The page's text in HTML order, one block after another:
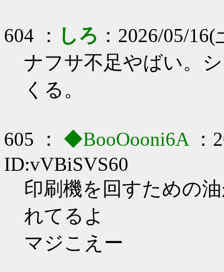
604 ： しろ ：2026/05/
ナフサ不足やばい。
くる。
605 ： ◆BooOooni6A
ID:vVBiSVS60
印刷機を回すための
れてるよ
マジこえー